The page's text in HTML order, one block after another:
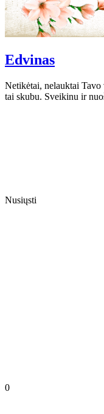
Edvinas
Netikėtai, nelauktai
tai skubu. Sveikinu ir
Nusiųsti
0